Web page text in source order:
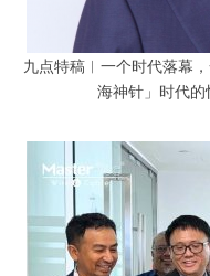
九点特稿︱一个时代落幕
海神针」时代的